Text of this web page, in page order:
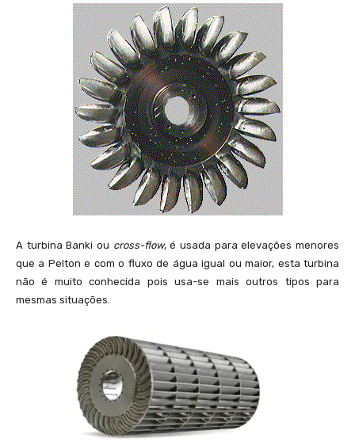
A turbina Banki ou cross-flow, é usada para elevações menores
que a Pelton e com o fluxo de água igual ou maior, esta turbina
não é muito conhecida pois usa-se mais outros tipos para
mesmas situações.